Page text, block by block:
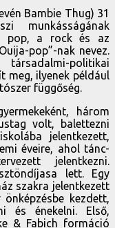
Bambie Thug) 31
munkásságának
pop, a rock és az
pop”-nak nevez.
politikai
meg, ilyenek például
függőség.
három
volt, balettezni
jelentkezett,
éveire, ahol tánc-
jelentkezni.
lett. Egy
szakra jelentkezett
kezdett,
és énekelni. Első,
& Fabich formáció